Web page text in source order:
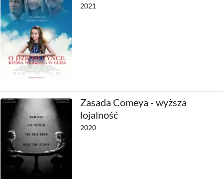
2021
Zasada Comeya - wyższa
lojalność
2020